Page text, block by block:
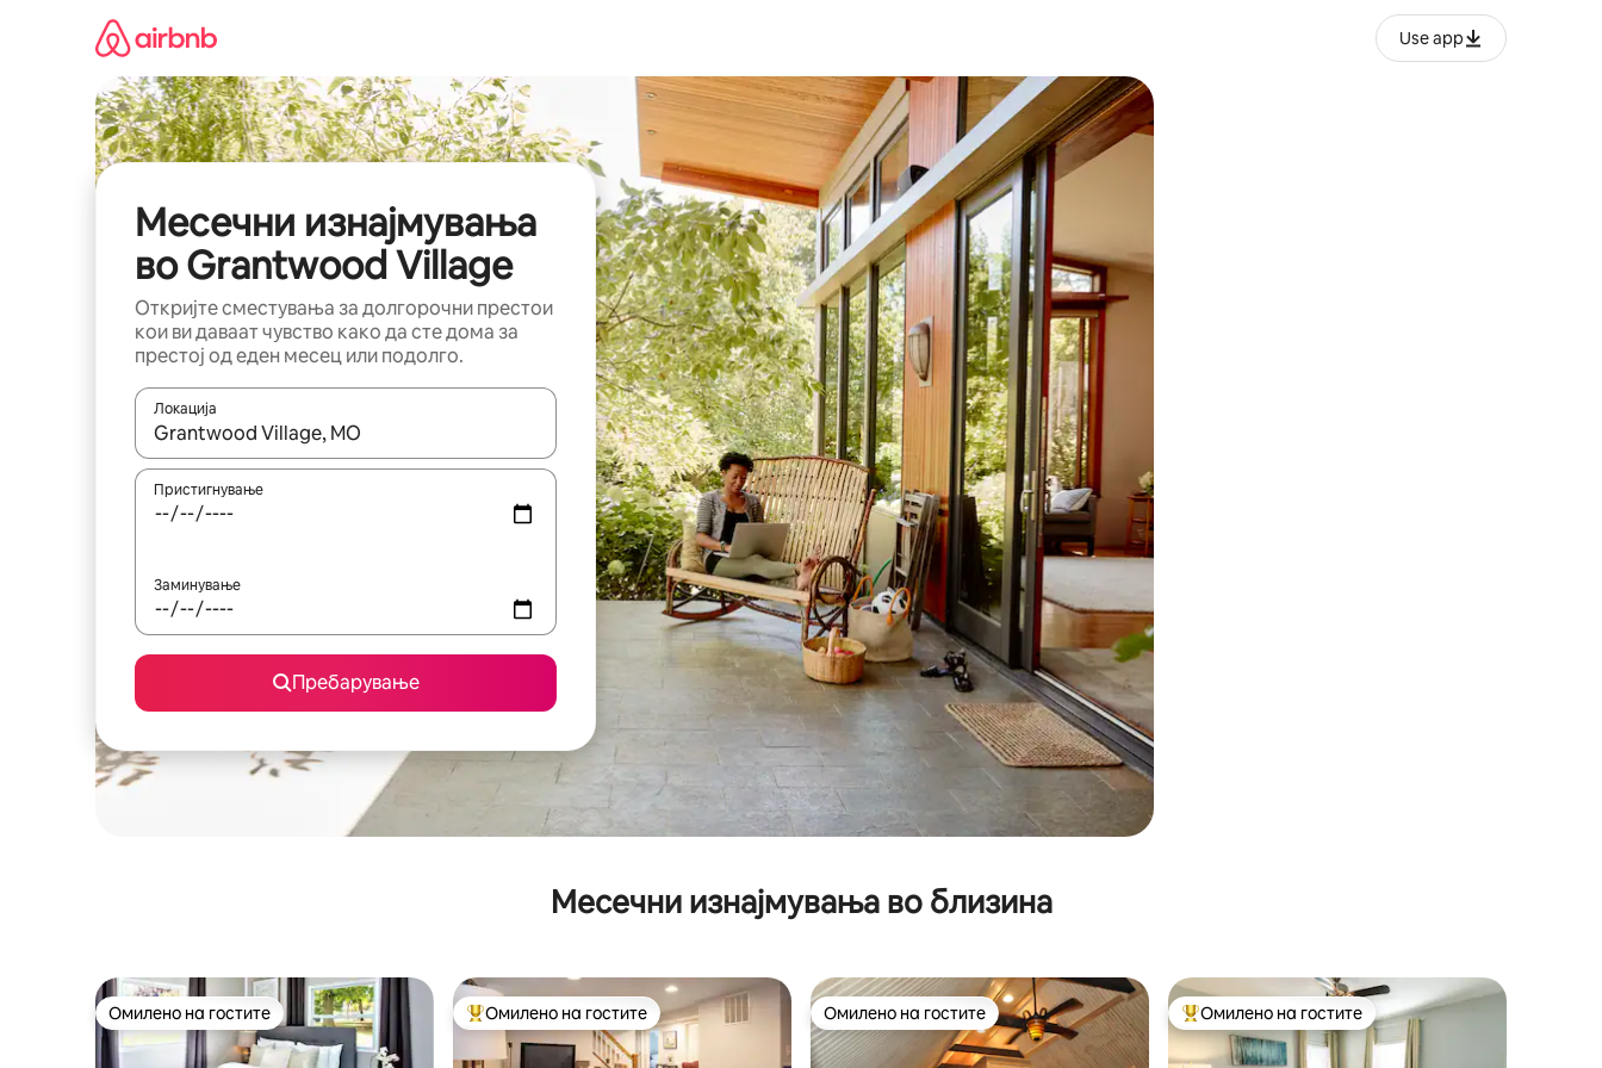
Use app
Месечни изнајмувања
во Grantwood Village
Откријте сместувања за долгорочни престои
кои ви даваат чувство како да сте дома за
престој од еден месец или подолго.
Локација
Кога резултатите се достапни, движете се со копчињата со стрелки нагоре и надолу или истражувајте со допирање или со лизгање.
Пристигнување
Заминување
Пребарување
Месечни изнајмувања во близина
Омилено на гостите
Омилено на гостите Меѓу најуспешните „Омилени на гостите“
Омилено на гостите Омилено на гостите
Омилено на гостите Меѓу најуспешните „Омилени на гостите“
Омилено на гостите